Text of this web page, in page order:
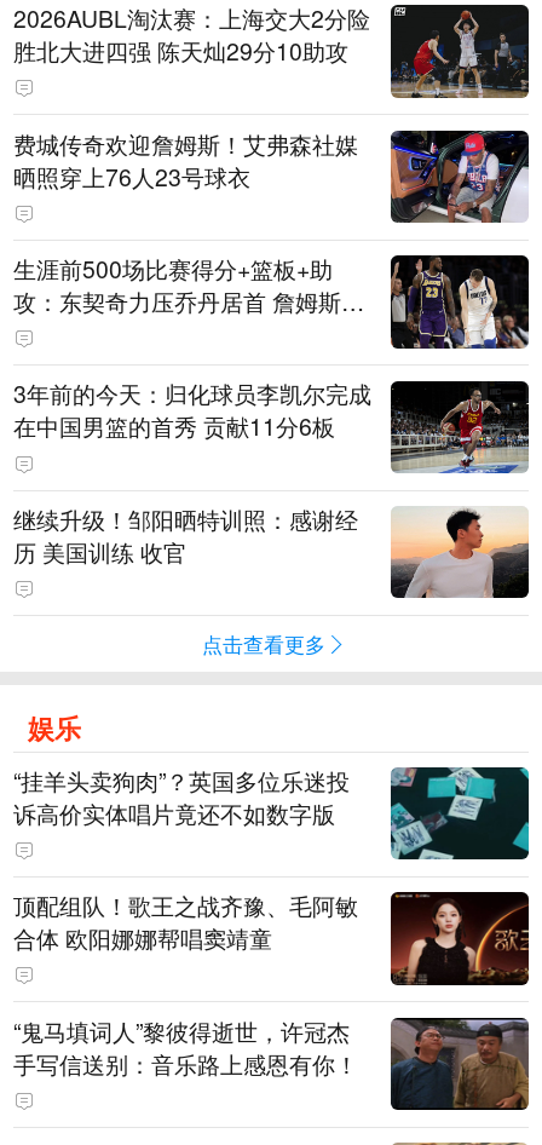
2026AUBL淘汰赛：上海交大2分险
胜北大进四强 陈天灿29分10助攻
费城传奇欢迎詹姆斯！艾弗森社媒
晒照穿上76人23号球衣
生涯前500场比赛得分+篮板+助
攻：东契奇力压乔丹居首 詹姆斯第
六
3年前的今天：归化球员李凯尔完成
在中国男篮的首秀 贡献11分6板
继续升级！邹阳晒特训照：感谢经
历 美国训练 收官
点击查看更多
娱乐
“挂羊头卖狗肉”？英国多位乐迷投
诉高价实体唱片竟还不如数字版
顶配组队！歌王之战齐豫、毛阿敏
合体 欧阳娜娜帮唱窦靖童
“鬼马填词人”黎彼得逝世，许冠杰
手写信送别：音乐路上感恩有你！